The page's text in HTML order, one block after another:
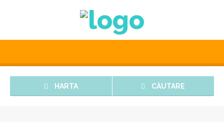
HARTA CĂUTARE